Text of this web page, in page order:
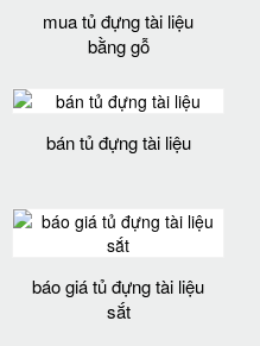
mua tủ đựng tài liệu
bằng gỗ
bán tủ đựng tài liệu
báo giá tủ đựng tài liệu
sắt